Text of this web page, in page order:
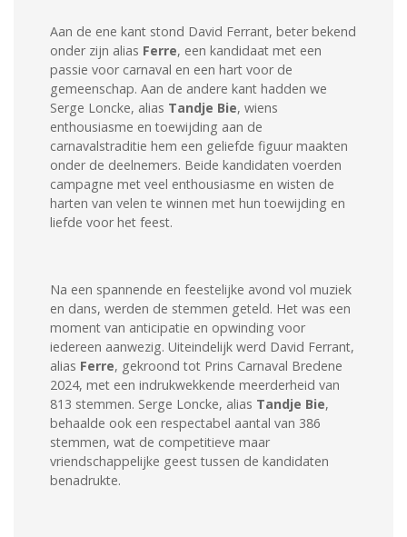
Aan de ene kant stond David Ferrant, beter bekend
onder zijn alias Ferre, een kandidaat met een
passie voor carnaval en een hart voor de
gemeenschap. Aan de andere kant hadden we
Serge Loncke, alias Tandje Bie, wiens
enthousiasme en toewijding aan de
carnavalstraditie hem een geliefde figuur maakten
onder de deelnemers. Beide kandidaten voerden
campagne met veel enthousiasme en wisten de
harten van velen te winnen met hun toewijding en
liefde voor het feest.
Na een spannende en feestelijke avond vol muziek
en dans, werden de stemmen geteld. Het was een
moment van anticipatie en opwinding voor
iedereen aanwezig. Uiteindelijk werd David Ferrant,
alias Ferre, gekroond tot Prins Carnaval Bredene
2024, met een indrukwekkende meerderheid van
813 stemmen. Serge Loncke, alias Tandje Bie,
behaalde ook een respectabel aantal van 386
stemmen, wat de competitieve maar
vriendschappelijke geest tussen de kandidaten
benadrukte.